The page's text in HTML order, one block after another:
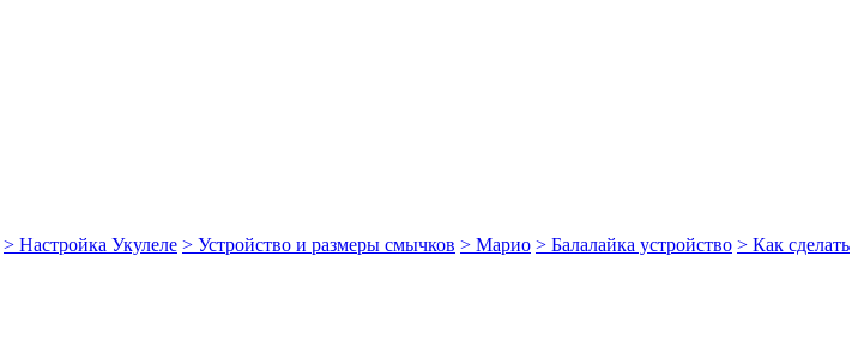
> Настройка Укулеле > Устройство и размеры смычков > Марио > Балалайка устройство > Как сделать